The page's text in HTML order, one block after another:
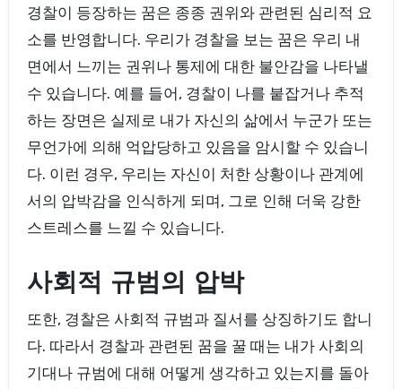
경찰이 등장하는 꿈은 종종 권위와 관련된 심리적 요
소를 반영합니다. 우리가 경찰을 보는 꿈은 우리 내
면에서 느끼는 권위나 통제에 대한 불안감을 나타낼
수 있습니다. 예를 들어, 경찰이 나를 붙잡거나 추적
하는 장면은 실제로 내가 자신의 삶에서 누군가 또는
무언가에 의해 억압당하고 있음을 암시할 수 있습니
다. 이런 경우, 우리는 자신이 처한 상황이나 관계에
서의 압박감을 인식하게 되며, 그로 인해 더욱 강한
스트레스를 느낄 수 있습니다.
사회적 규범의 압박
또한, 경찰은 사회적 규범과 질서를 상징하기도 합니
다. 따라서 경찰과 관련된 꿈을 꿀 때는 내가 사회의
기대나 규범에 대해 어떻게 생각하고 있는지를 돌아